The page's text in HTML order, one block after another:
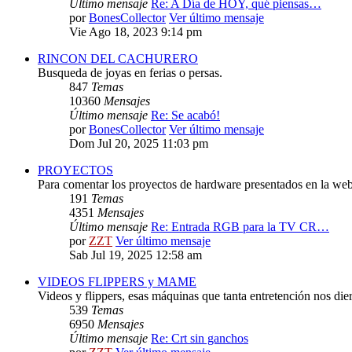
Último mensaje Re: A Día de HOY, qué piensas…
porBonesCollector Ver último mensaje
Vie Ago 18, 2023 9:14 pm
RINCON DEL CACHURERO
Busqueda de joyas en ferias o persas.
847 Temas
10360 Mensajes
Último mensaje Re: Se acabó!
porBonesCollector Ver último mensaje
Dom Jul 20, 2025 11:03 pm
PROYECTOS
Para comentar los proyectos de hardware presentados en la
191 Temas
4351 Mensajes
Último mensaje Re: Entrada RGB para la TV CR…
porZZT Ver último mensaje
Sab Jul 19, 2025 12:58 am
VIDEOS FLIPPERS y MAME
Videos y flippers, esas máquinas que tanta entretención nos
539 Temas
6950 Mensajes
Último mensaje Re: Crt sin ganchos